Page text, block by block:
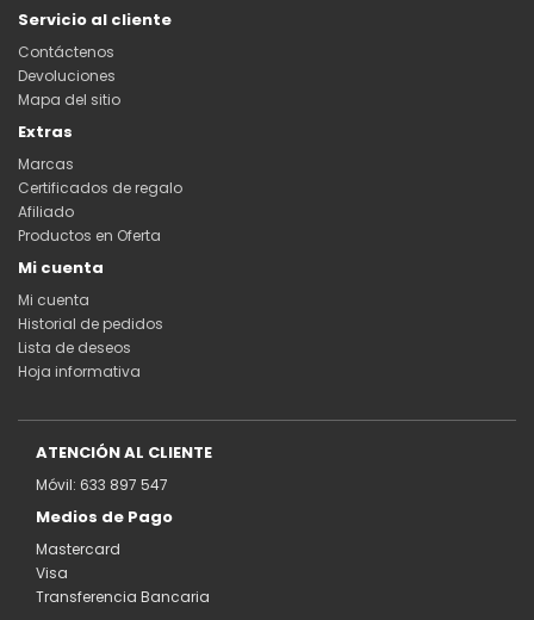
Servicio al cliente
Contáctenos
Devoluciones
Mapa del sitio
Extras
Marcas
Certificados de regalo
Afiliado
Productos en Oferta
Mi cuenta
Mi cuenta
Historial de pedidos
Lista de deseos
Hoja informativa
ATENCIÓN AL CLIENTE
Móvil: 633 897 547
Medios de Pago
Mastercard
Visa
Transferencia Bancaria